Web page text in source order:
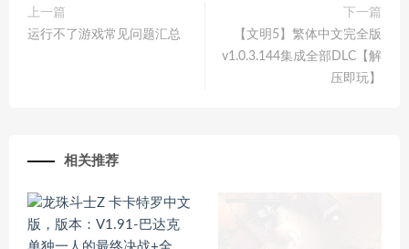
上一篇
运行不了游戏常见问题汇总
下一篇
【文明5】繁体中文完全版
v1.0.3.144集成全部DLC【解
压即玩】
相关推荐